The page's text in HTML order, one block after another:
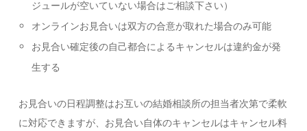
ジュールが空いていない場合はご相談下さい）
オンラインお見合いは双方の合意が取れた場合のみ可能
お見合い確定後の自己都合によるキャンセルは違約金が発
生する
お見合いの日程調整はお互いの結婚相談所の担当者次第で柔軟
に対応できますが、お見合い自体のキャンセルはキャンセル料